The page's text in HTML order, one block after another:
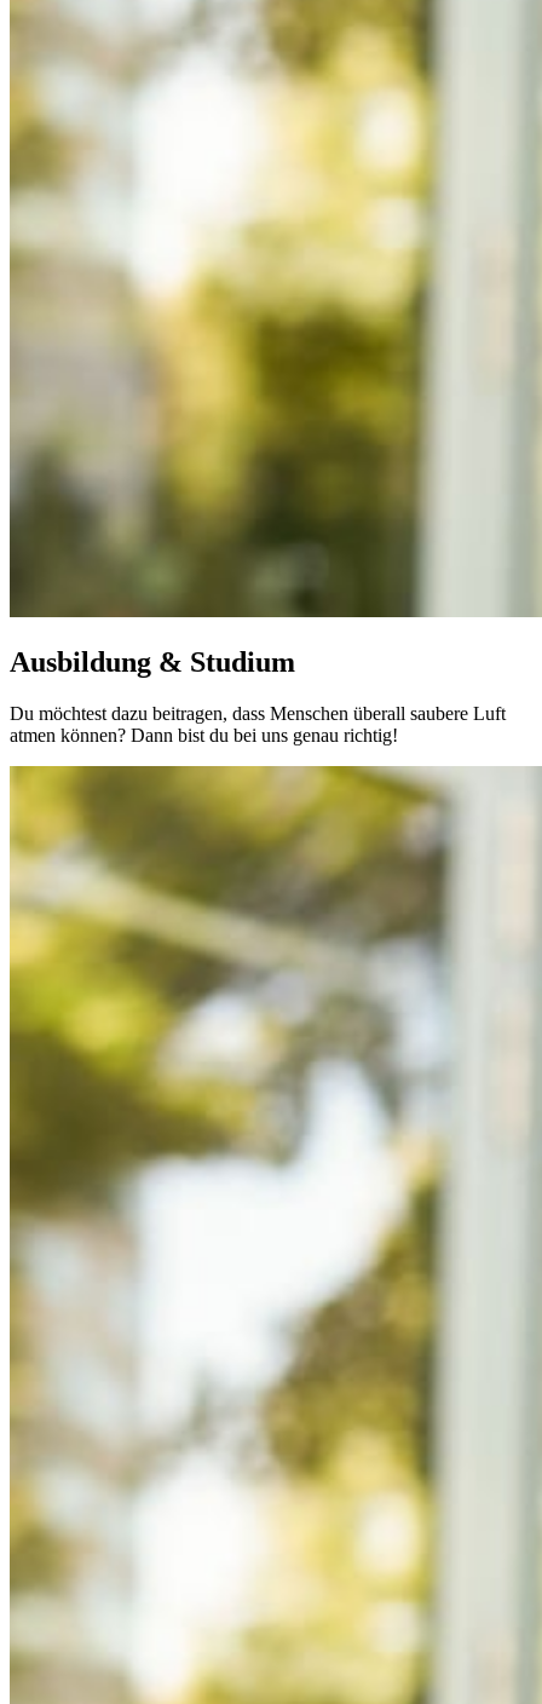
Ausbildung & Studium
Du möchtest dazu beitragen, dass Menschen überall saubere Luft
atmen können? Dann bist du bei uns genau richtig!